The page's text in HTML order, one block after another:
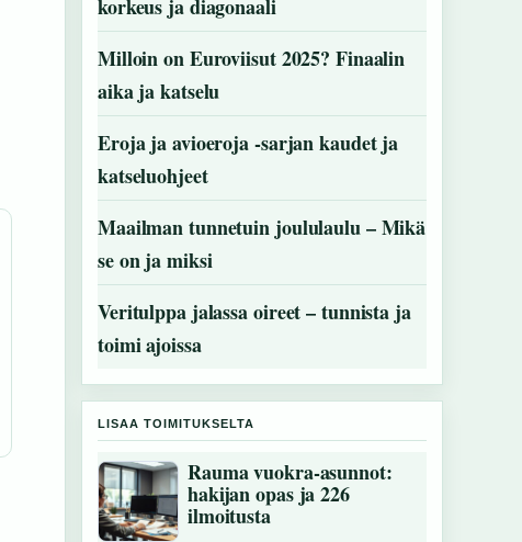
korkeus ja diagonaali
Milloin on Euroviisut 2025? Finaalin
aika ja katselu
Eroja ja avioeroja -sarjan kaudet ja
katseluohjeet
Maailman tunnetuin joululaulu – Mikä
se on ja miksi
Veritulppa jalassa oireet – tunnista ja
toimi ajoissa
LISAA TOIMITUKSELTA
Rauma vuokra-asunnot:
hakijan opas ja 226
ilmoitusta